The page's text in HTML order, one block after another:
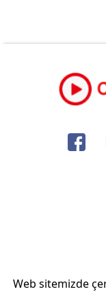
Web sitemizde